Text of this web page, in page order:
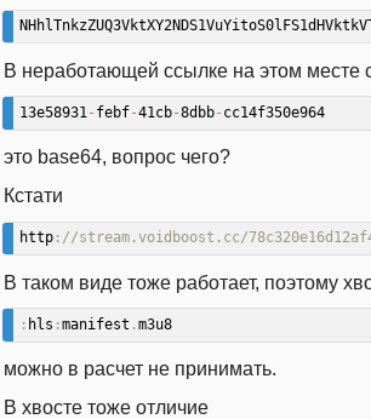
В неработающей ссылке на этом месте
13e58931- febf-41cb-8dbb- cc14f350e964
это base64, вопрос чего?
Кстати
http://stream.voidboost.cc/
В таком виде тоже работает, поэтому
: hls :manifest .m3u8
можно в расчет не принимать.
В хвосте тоже отличие